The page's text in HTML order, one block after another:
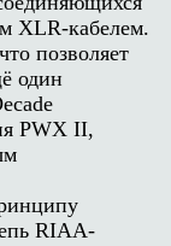
XLR-кабелем.
позволяет
один
PWX II,
RIAA-